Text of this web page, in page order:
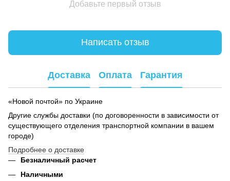
Добавьте первый отзыв
Написать отзыв
Доставка Оплата Гарантия
«Новой почтой» по Украине
Другие службы доставки (по договоренности в зависимости от
существующего отделения транспортной компании в вашем
городе)
Подробнее о доставке
Безналичный расчет
Наличными